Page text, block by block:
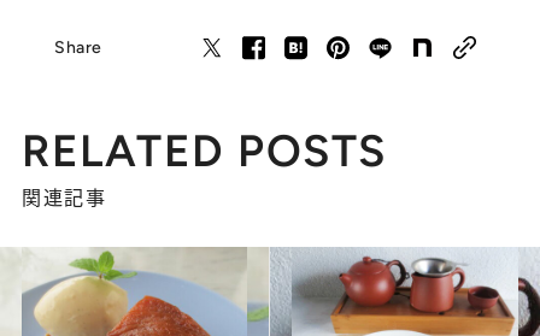
Share
RELATED POSTS
関連記事